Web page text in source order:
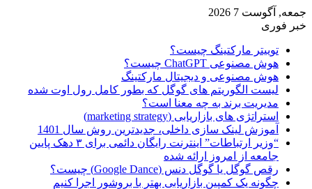
جمعه, آگوست 7 2026
خبر فوری
توییتر مارکتینگ چیست؟
هوش مصنوعی ChatGPT چیست؟
هوش مصنوعی و دیجیتال مارکتینگ
لیست الگوریتم های گوگل که بطور کامل رول اوت شده
مدیریت برند به چه معنا است؟
استراتژی های بازاریابی (marketing strategy)
آموزش لینک سازی داخلی، جدیدترین روش سال 1401
“وزیر ارتباطات” اینترنت رایگان دائمی برای ۳ دهک پایین
جامعه از امروز ارائه شده
رقص گوگل یا گوگل دنس (Google Dance) چیست؟
چگونه یک کمپین بازاریابی بهتر با بروشور اجرا کنیم